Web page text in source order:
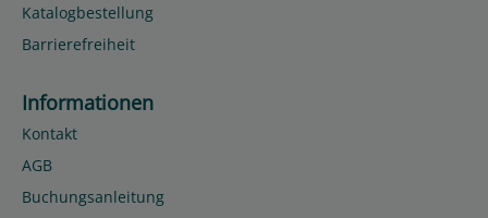
Katalogbestellung
Barrierefreiheit
Informationen
Kontakt
AGB
Buchungsanleitung